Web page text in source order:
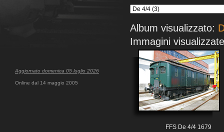
Aggiornato domenica 05 luglio 2026
Online dal 14 maggio 2005
Album visualizzato:
Immagini
FFS De 4/4 1679